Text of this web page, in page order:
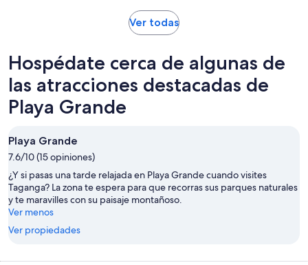
minutosVer todasSe
una
nueva
pestaña
Hospédate cerca de algunas de
las atracciones destacadas de
Playa Grande
Playa Grande
7.6/10 (15 opiniones)
¿Y si pasas una tarde relajada en Playa Grande cuando visites
Taganga? La zona te espera para que recorras sus parques naturales
y te maravilles con su paisaje montañoso.
Ver menos
Ver propiedades